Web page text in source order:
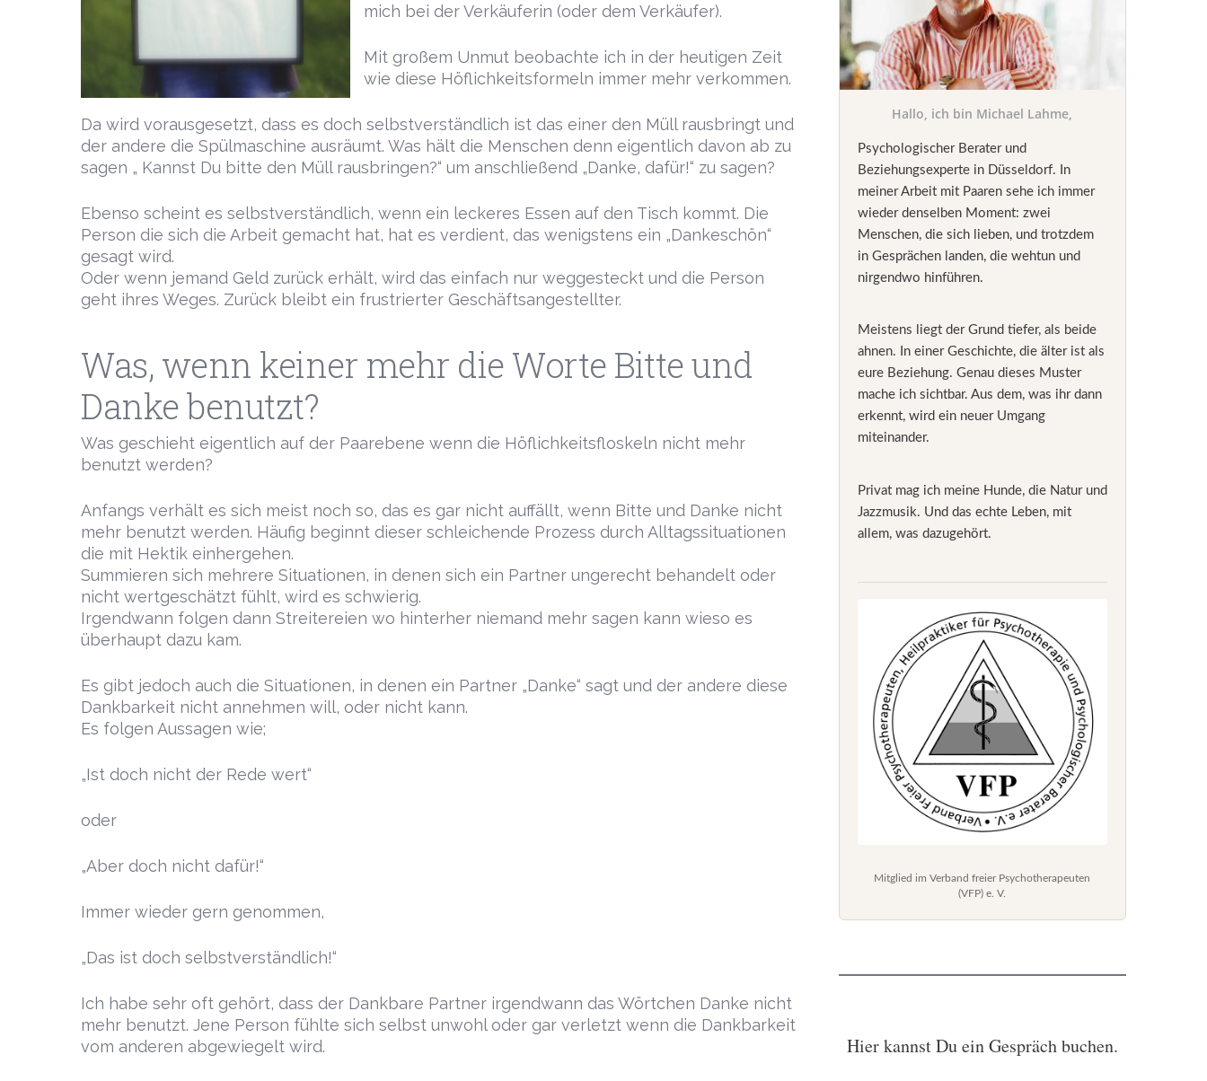
mich bei der Verkäuferin (oder dem Verkäufer).
Mit großem Unmut beobachte ich in der heutigen Zeit
wie diese Höflichkeitsformeln immer mehr verkommen.
Da wird vorausgesetzt, dass es doch selbstverständlich ist das einer den Müll rausbringt und
der andere die Spülmaschine ausräumt. Was hält die Menschen denn eigentlich davon ab zu
sagen „ Kannst Du bitte den Müll rausbringen?“ um anschließend „Danke, dafür!“ zu sagen?
Ebenso scheint es selbstverständlich, wenn ein leckeres Essen auf den Tisch kommt. Die
Person die sich die Arbeit gemacht hat, hat es verdient, das wenigstens ein „Dankeschön“
gesagt wird.
Oder wenn jemand Geld zurück erhält, wird das einfach nur weggesteckt und die Person
geht ihres Weges. Zurück bleibt ein frustrierter Geschäftsangestellter.
Was, wenn keiner mehr die Worte Bitte und
Danke benutzt?
Was geschieht eigentlich auf der Paarebene wenn die Höflichkeitsfloskeln nicht mehr
benutzt werden?
Anfangs verhält es sich meist noch so, das es gar nicht auffällt, wenn Bitte und Danke nicht
mehr benutzt werden. Häufig beginnt dieser schleichende Prozess durch Alltagssituationen
die mit Hektik einhergehen.
Summieren sich mehrere Situationen, in denen sich ein Partner ungerecht behandelt oder
nicht wertgeschätzt fühlt, wird es schwierig.
Irgendwann folgen dann Streitereien wo hinterher niemand mehr sagen kann wieso es
überhaupt dazu kam.
Es gibt jedoch auch die Situationen, in denen ein Partner „Danke“ sagt und der andere diese
Dankbarkeit nicht annehmen will, oder nicht kann.
Es folgen Aussagen wie;
„Ist doch nicht der Rede wert“
oder
„Aber doch nicht dafür!“
Immer wieder gern genommen,
„Das ist doch selbstverständlich!“
Ich habe sehr oft gehört, dass der Dankbare Partner irgendwann das Wörtchen Danke nicht
mehr benutzt. Jene Person fühlte sich selbst unwohl oder gar verletzt wenn die Dankbarkeit
vom anderen abgewiegelt wird.
Hallo, ich bin Michael Lahme,
Psychologischer Berater und
Beziehungsexperte in Düsseldorf. In
meiner Arbeit mit Paaren sehe ich immer
wieder denselben Moment: zwei
Menschen, die sich lieben, und trotzdem
in Gesprächen landen, die wehtun und
nirgendwo hinführen.
Meistens liegt der Grund tiefer, als beide
ahnen. In einer Geschichte, die älter ist als
eure Beziehung. Genau dieses Muster
mache ich sichtbar. Aus dem, was ihr dann
erkennt, wird ein neuer Umgang
miteinander.
Privat mag ich meine Hunde, die Natur und
Jazzmusik. Und das echte Leben, mit
allem, was dazugehört.
Mitglied im Verband freier Psychotherapeuten
(VFP) e. V.
Hier kannst Du ein Gespräch buchen.